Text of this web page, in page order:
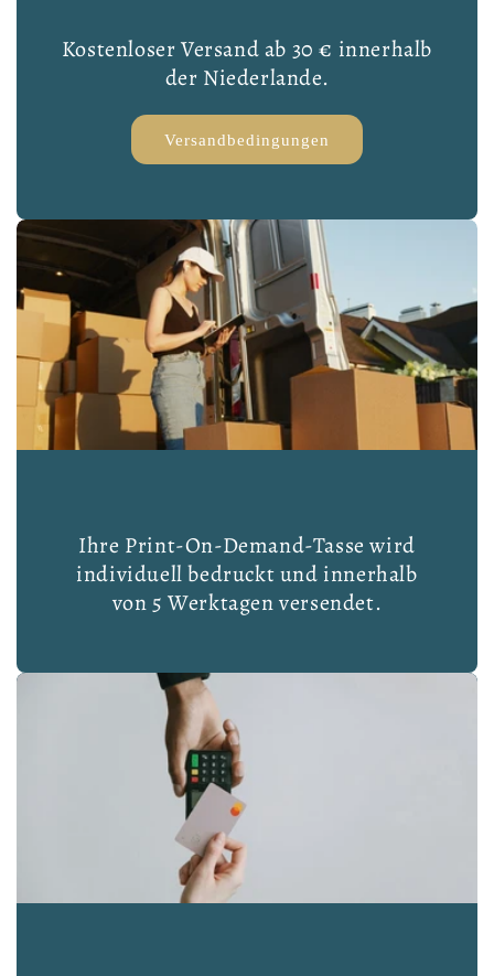
Kostenloser Versand ab 30 € innerhalb
der Niederlande.
Versandbedingungen
Ihre Print-On-Demand-Tasse wird
individuell bedruckt und innerhalb
von 5 Werktagen versendet.